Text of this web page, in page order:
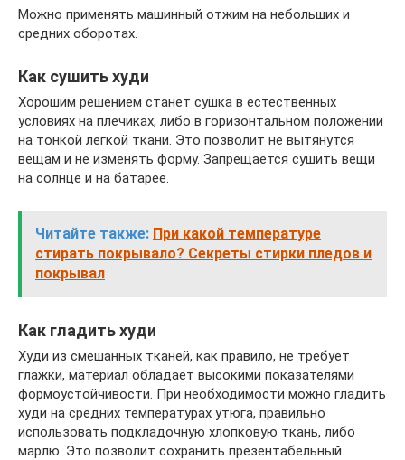
Можно применять машинный отжим на небольших и
средних оборотах.
Как сушить худи
Хорошим решением станет сушка в естественных
условиях на плечиках, либо в горизонтальном положении
на тонкой легкой ткани. Это позволит не вытянутся
вещам и не изменять форму. Запрещается сушить вещи
на солнце и на батарее.
Читайте также: При какой температуре
стирать покрывало? Секреты стирки пледов и
покрывал
Как гладить худи
Худи из смешанных тканей, как правило, не требует
глажки, материал обладает высокими показателями
формоустойчивости. При необходимости можно гладить
худи на средних температурах утюга, правильно
использовать подкладочную хлопковую ткань, либо
марлю. Это позволит сохранить презентабельный